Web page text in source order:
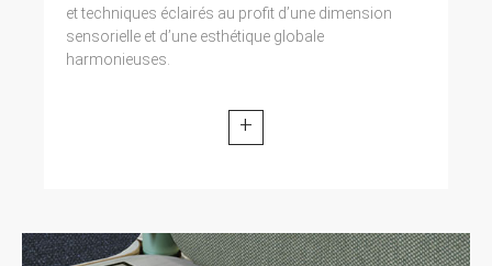
et techniques éclairés au profit d’une dimension
sensorielle et d’une esthétique globale
harmonieuses.
+